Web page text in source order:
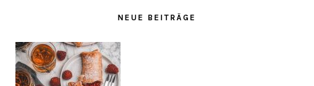
NEUE BEITRÄGE